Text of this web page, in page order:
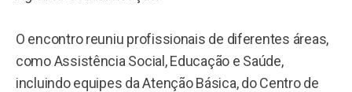
O encontro reuniu profissionais de diferentes áreas,
como Assistência Social, Educação e Saúde,
incluindo equipes da Atenção Básica, do Centro de